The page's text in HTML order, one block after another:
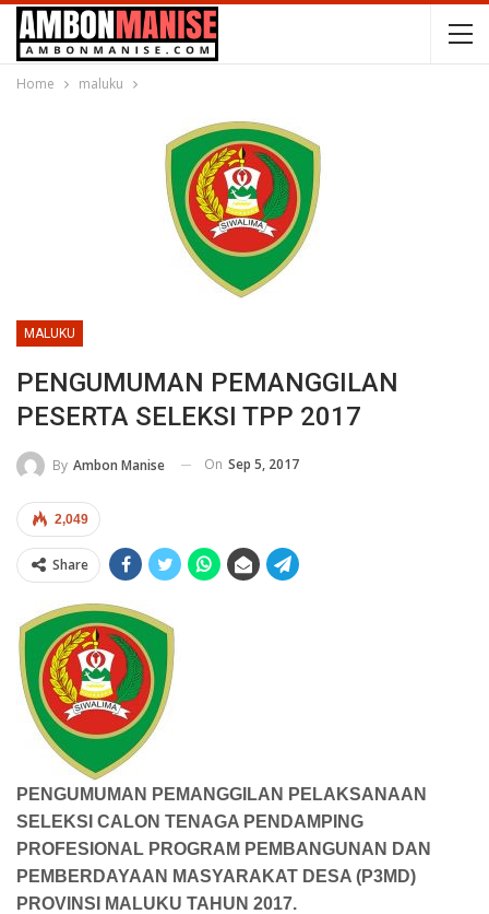
Home maluku
MALUKU
PENGUMUMAN PEMANGGILAN
PESERTA SELEKSI TPP 2017
By Ambon Manise On Sep 5, 2017
2,049
Share
PENGUMUMAN PEMANGGILAN PELAKSANAAN
SELEKSI CALON TENAGA PENDAMPING
PROFESIONAL PROGRAM PEMBANGUNAN DAN
PEMBERDAYAAN MASYARAKAT DESA (P3MD)
PROVINSI MALUKU TAHUN 2017.